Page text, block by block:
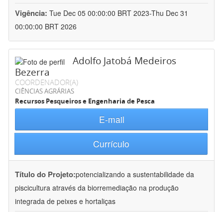
Vigência: Tue Dec 05 00:00:00 BRT 2023-Thu Dec 31
00:00:00 BRT 2026
Adolfo Jatobá Medeiros
Bezerra
COORDENADOR(A)
CIÊNCIAS AGRÁRIAS
Recursos Pesqueiros e Engenharia de Pesca
E-mail
Currículo
Título do Projeto:potencializando a sustentabilidade da
piscicultura através da biorremediação na produção
integrada de peixes e hortaliças